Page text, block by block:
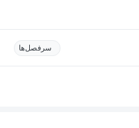
سرفصل‌ها